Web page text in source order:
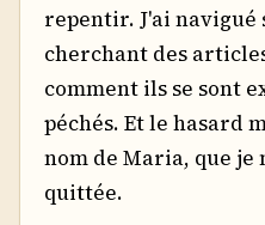
repentir. J'ai navigué
cherchant des
comment ils se sont
péchés. Et le hasard
nom de Maria, que je
quittée.